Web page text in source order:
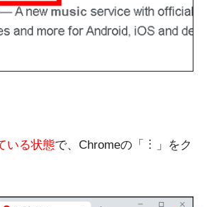
いる状態で、Chromeの「︙」をク